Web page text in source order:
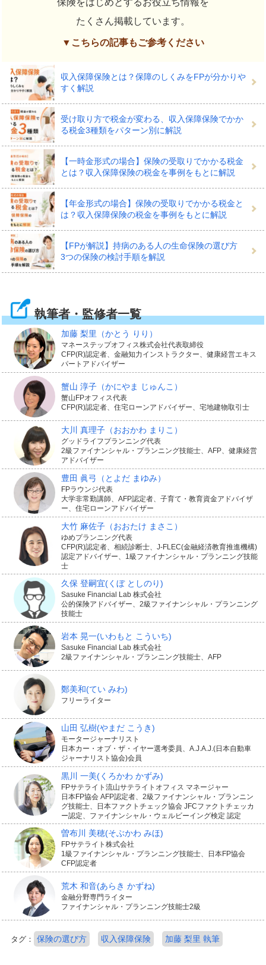
たくさん掲載しています。
▼こちらの記事もご参考ください
収入保障保険とは？保障のしくみをFPが分かりや
すく解説
受け取り方で税金が変わる、収入保障保険でかか
る税金3種類をパターン別に解説
【一時金形式の場合】保険の受取りでかかる税金
とは？収入保障保険の税金を事例をもとに解説
【年金形式の場合】保険の受取りでかかる税金と
は？収入保障保険の税金を事例をもとに解説
【FPが解説】持病のある人の生命保険の選び方
3つの保険の検討手順を解説
執筆者・監修者一覧
加藤 梨里 （かとう りり）
マネーステップオフィス株式会社代表取締役
CFP(R)認定者、金融知力インストラクター、健康経営エキス
パートアドバイザー
蟹山 淳子 （かにやま じゅんこ）
蟹山FPオフィス代表
CFP(R)認定者、住宅ローンアドバイザー、宅地建物取引士
大川 真理子 （おおかわ まりこ）
グッドライフプランニング代表
2級ファイナンシャル・プランニング技能士、AFP、健康経営
アドバイザー
豊田 眞弓 （とよだ まゆみ）
FPラウンジ代表
大学非常勤講師、AFP認定者、子育て・教育資金アドバイザ
ー、住宅ローンアドバイザー
大竹 麻佐子 （おおたけ まさこ）
ゆめプランニング代表
CFP(R)認定者、相続診断士、J-FLEC(金融経済教育推進機構)
認定アドバイザー、1級ファイナンシャル・プランニング技能
士
久保 登嗣宜(くぼ としのり)
Sasuke Financial Lab 株式会社
公的保険アドバイザー、2級ファイナンシャル・プランニング
技能士
岩本 晃一(いわもと こういち)
Sasuke Financial Lab 株式会社
2級ファイナンシャル・プランニング技能士、AFP
鄭美和(てい みわ)
フリーライター
山田 弘樹(やまだ こうき)
モータージャーナリスト
日本カー・オブ・ザ・イヤー選考委員、A.J.A.J.(日本自動車
ジャーナリスト協会)会員
黒川 一美(くろかわ かずみ)
FPサテライト流山サテライトオフィス マネージャー
日本FP協会 AFP認定者、2級ファイナンシャル・プランニン
グ技能士、日本ファクトチェック協会 JFCファクトチェッカ
ー認定、ファイナンシャル・ウェルビーイング検定 認定
曽布川 美穂(そぶかわ みほ)
FPサテライト株式会社
1級ファイナンシャル・プランニング技能士、日本FP協会
CFP認定者
荒木 和音(あらき かずね)
金融分野専門ライター
ファイナンシャル・プランニング技能士2級
タグ： 保険の選び方 収入保障保険 加藤 梨里 執筆